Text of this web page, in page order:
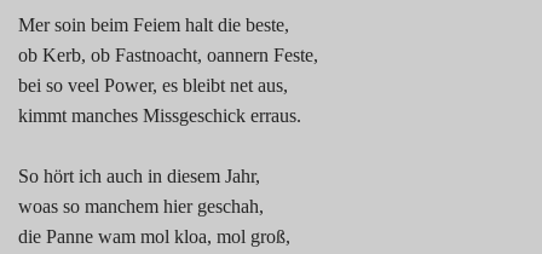
Mer soin beim Feiem halt die beste,
ob Kerb, ob Fastnoacht, oannern Feste,
bei so veel Power, es bleibt net aus,
kimmt manches Missgeschick erraus.
So hört ich auch in diesem Jahr,
woas so manchem hier geschah,
die Panne wam mol kloa, mol groß,